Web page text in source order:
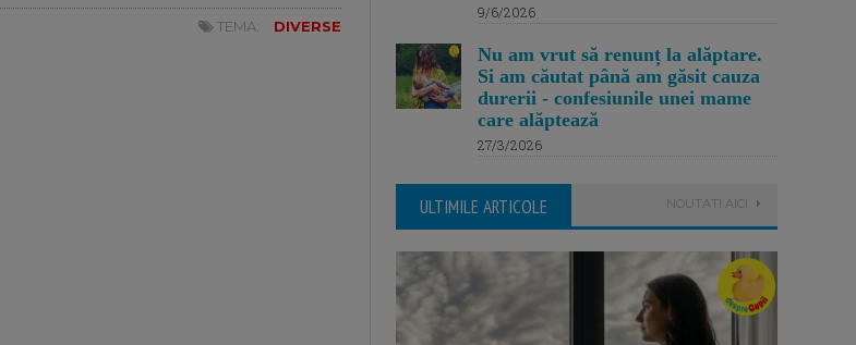
TEMA: DIVERSE
9/6/2026
Nu am vrut să renunț la alăptare.
Si am căutat până am găsit cauza
durerii - confesiunile unei mame
care alăptează
27/3/2026
ULTIMILE ARTICOLE NOUTATI AICI